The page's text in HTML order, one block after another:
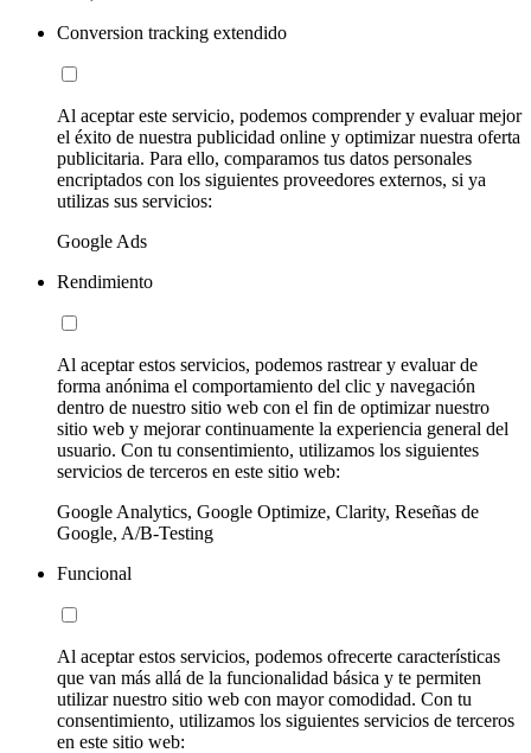
Conversion tracking extendido
Al aceptar este servicio, podemos comprender y evaluar mejor
el éxito de nuestra publicidad online y optimizar nuestra oferta
publicitaria. Para ello, comparamos tus datos personales
encriptados con los siguientes proveedores externos, si ya
utilizas sus servicios:
Google Ads
Rendimiento
Al aceptar estos servicios, podemos rastrear y evaluar de
forma anónima el comportamiento del clic y navegación
dentro de nuestro sitio web con el fin de optimizar nuestro
sitio web y mejorar continuamente la experiencia general del
usuario. Con tu consentimiento, utilizamos los siguientes
servicios de terceros en este sitio web:
Google Analytics, Google Optimize, Clarity, Reseñas de
Google, A/B-Testing
Funcional
Al aceptar estos servicios, podemos ofrecerte características
que van más allá de la funcionalidad básica y te permiten
utilizar nuestro sitio web con mayor comodidad. Con tu
consentimiento, utilizamos los siguientes servicios de terceros
en este sitio web: